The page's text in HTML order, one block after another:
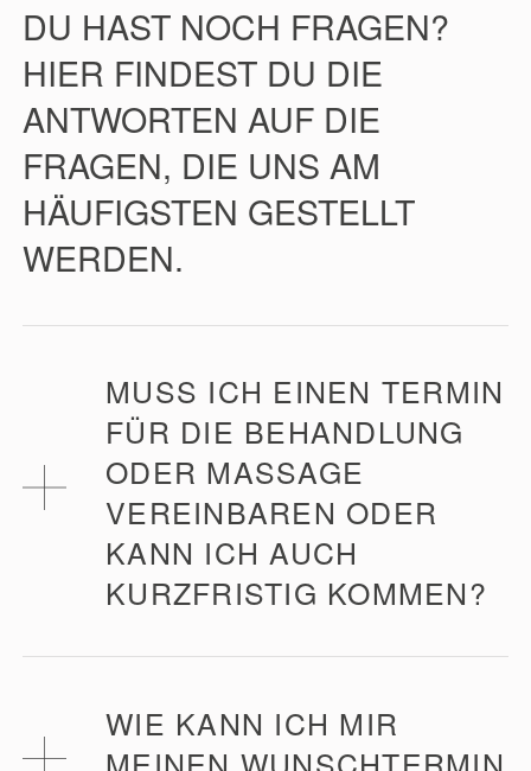
DU HAST NOCH FRAGEN?
HIER FINDEST DU DIE
ANTWORTEN AUF DIE
FRAGEN, DIE UNS AM
HÄUFIGSTEN GESTELLT
WERDEN.
MUSS ICH EINEN TERMIN
FÜR DIE BEHANDLUNG
ODER MASSAGE
VEREINBAREN ODER
KANN ICH AUCH
KURZFRISTIG KOMMEN?
WIE KANN ICH MIR
MEINEN WUNSCHTERMIN